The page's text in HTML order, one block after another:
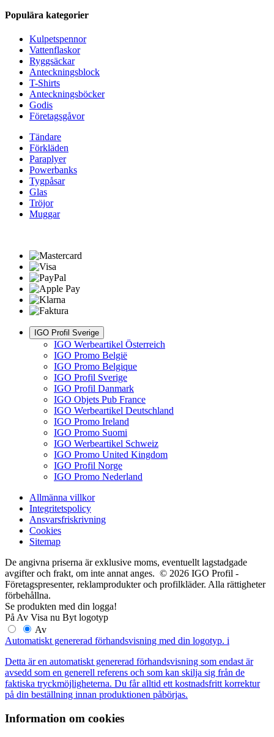
Populära kategorier
Kulpetspennor
Vattenflaskor
Ryggsäckar
Anteckningsblock
T-Shirts
Anteckningsböcker
Godis
Företagsgåvor
Tändare
Förkläden
Paraplyer
Powerbanks
Tygpåsar
Glas
Tröjor
Muggar
IGO Profil Sverige
IGO Werbeartikel Österreich
IGO Promo België
IGO Promo Belgique
IGO Profil Sverige
IGO Profil Danmark
IGO Objets Pub France
IGO Werbeartikel Deutschland
IGO Promo Ireland
IGO Promo Suomi
IGO Werbeartikel Schweiz
IGO Promo United Kingdom
IGO Profil Norge
IGO Promo Nederland
Allmänna villkor
Integritetspolicy
Ansvarsfriskrivning
Cookies
Sitemap
De angivna priserna är exklusive moms, eventuellt lagstadgade
avgifter och frakt, om inte annat anges. © 2026 IGO Profil -
Företagspresenter, reklamprodukter och profilkläder. Alla rättigheter
förbehållna.
Se produkten med din logga!
På Av Visa nu Byt logotyp
Av
Automatiskt genererad förhandsvisning med din logotyp. i
Detta är en automatiskt genererad förhandsvisning som endast är
avsedd som en generell referens och som kan skilja sig från de
faktiska tryckmöjligheterna. Du får alltid ett kostnadsfritt korrektur
på din beställning innan produktionen påbörjas.
Information om cookies